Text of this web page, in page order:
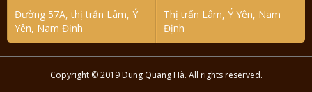
Đường 57A, thị trấn Lâm, Ý
Yên, Nam Định
Thị trấn Lâm, Ý Yên, Nam
Định
Copyright © 2019 Dung Quang Hà. All rights reserved.